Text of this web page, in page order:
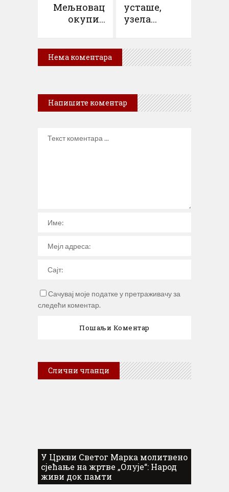
Мељновац
окупи...
усташе,
узела...
Нема коментара
Напишите коментар
Сачувај моје податке у претраживачу за
следећи коментар.
Слични чланци
У Цркви Светог Марка молитвено
сјећање на жртве „Олује“: Народ
живи док памти